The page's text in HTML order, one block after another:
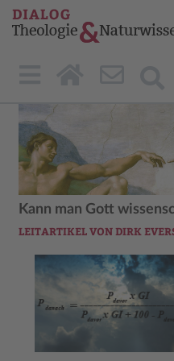
Kann man Gott
LEITARTIKEL VON DIRK